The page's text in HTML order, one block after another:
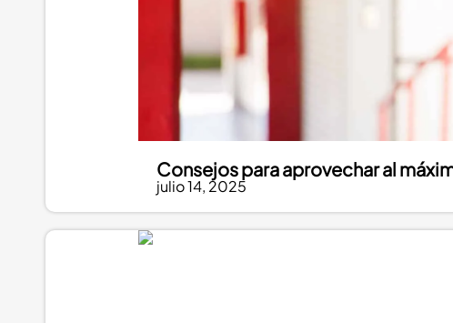
Consejos para aprovechar al
julio 14, 2025